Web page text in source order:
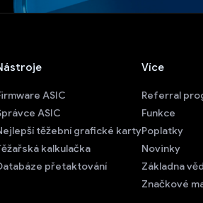
ASIC
ASIC
těžební grafické karty
kalkulačka
přetaktování
Více
Referral
Funkce
Poplatky
Novinky
Základna
Značkové